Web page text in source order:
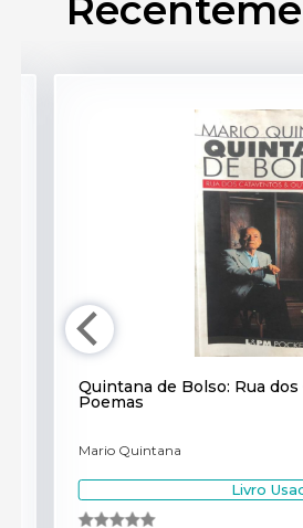
Olá, Consciencia! Uma
Mendo Henriques / Nazare Barros
Livro